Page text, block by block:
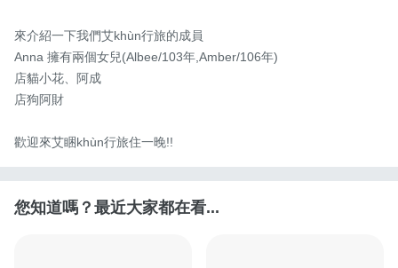
來介紹一下我們艾khùn行旅的成員
Anna 擁有兩個女兒(Albee/103年,Amber/106年)
店貓小花、阿成
店狗阿財
歡迎來艾睏khùn行旅住一晚!!
您知道嗎？最近大家都在看...